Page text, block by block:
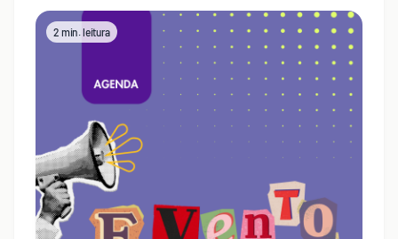
2 min. leitura